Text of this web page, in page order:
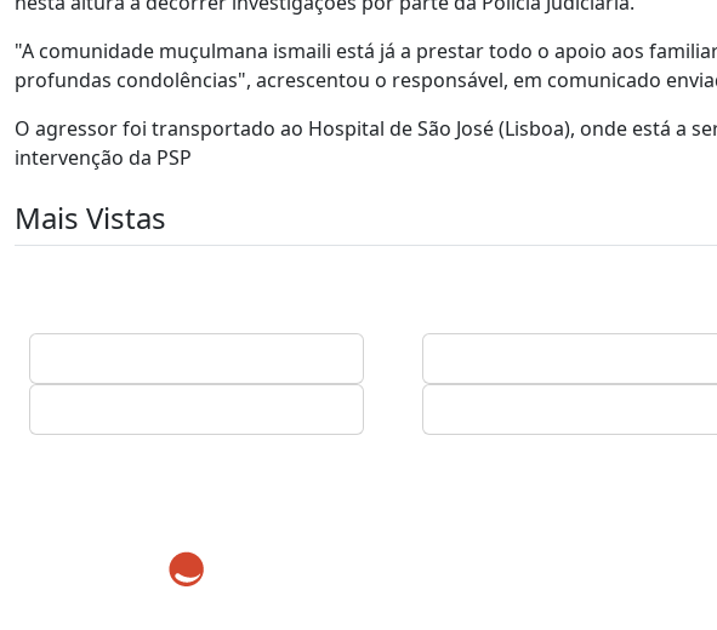
"A comunidade muçulmana ismaili está já a prestar todo o apoio aos
profundas condolências", acrescentou o responsável, em comunicado
O agressor foi transportado ao Hospital de São José (Lisboa), onde está a
intervenção da PSP
Mais Vistas